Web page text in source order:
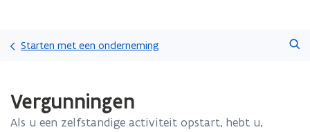
Starten met een onderneming
met
laden.
Vergunningen
Als u een zelfstandige activiteit opstart, hebt u,